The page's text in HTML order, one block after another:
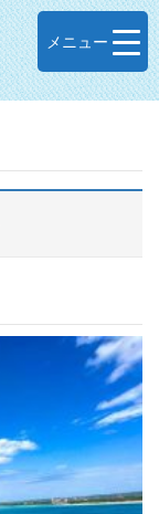
メニュー